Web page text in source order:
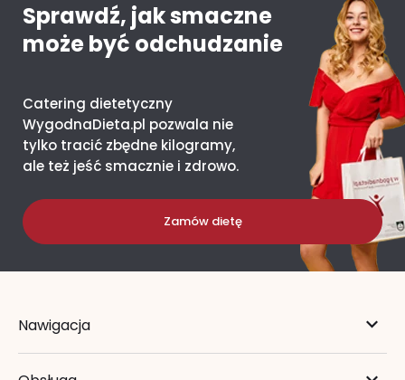
Sprawdź, jak smaczne
może być odchudzanie
Catering dietetyczny
WygodnaDieta.pl pozwala nie
tylko tracić zbędne kilogramy,
ale też jeść smacznie i zdrowo.
Zamów dietę
Nawigacja